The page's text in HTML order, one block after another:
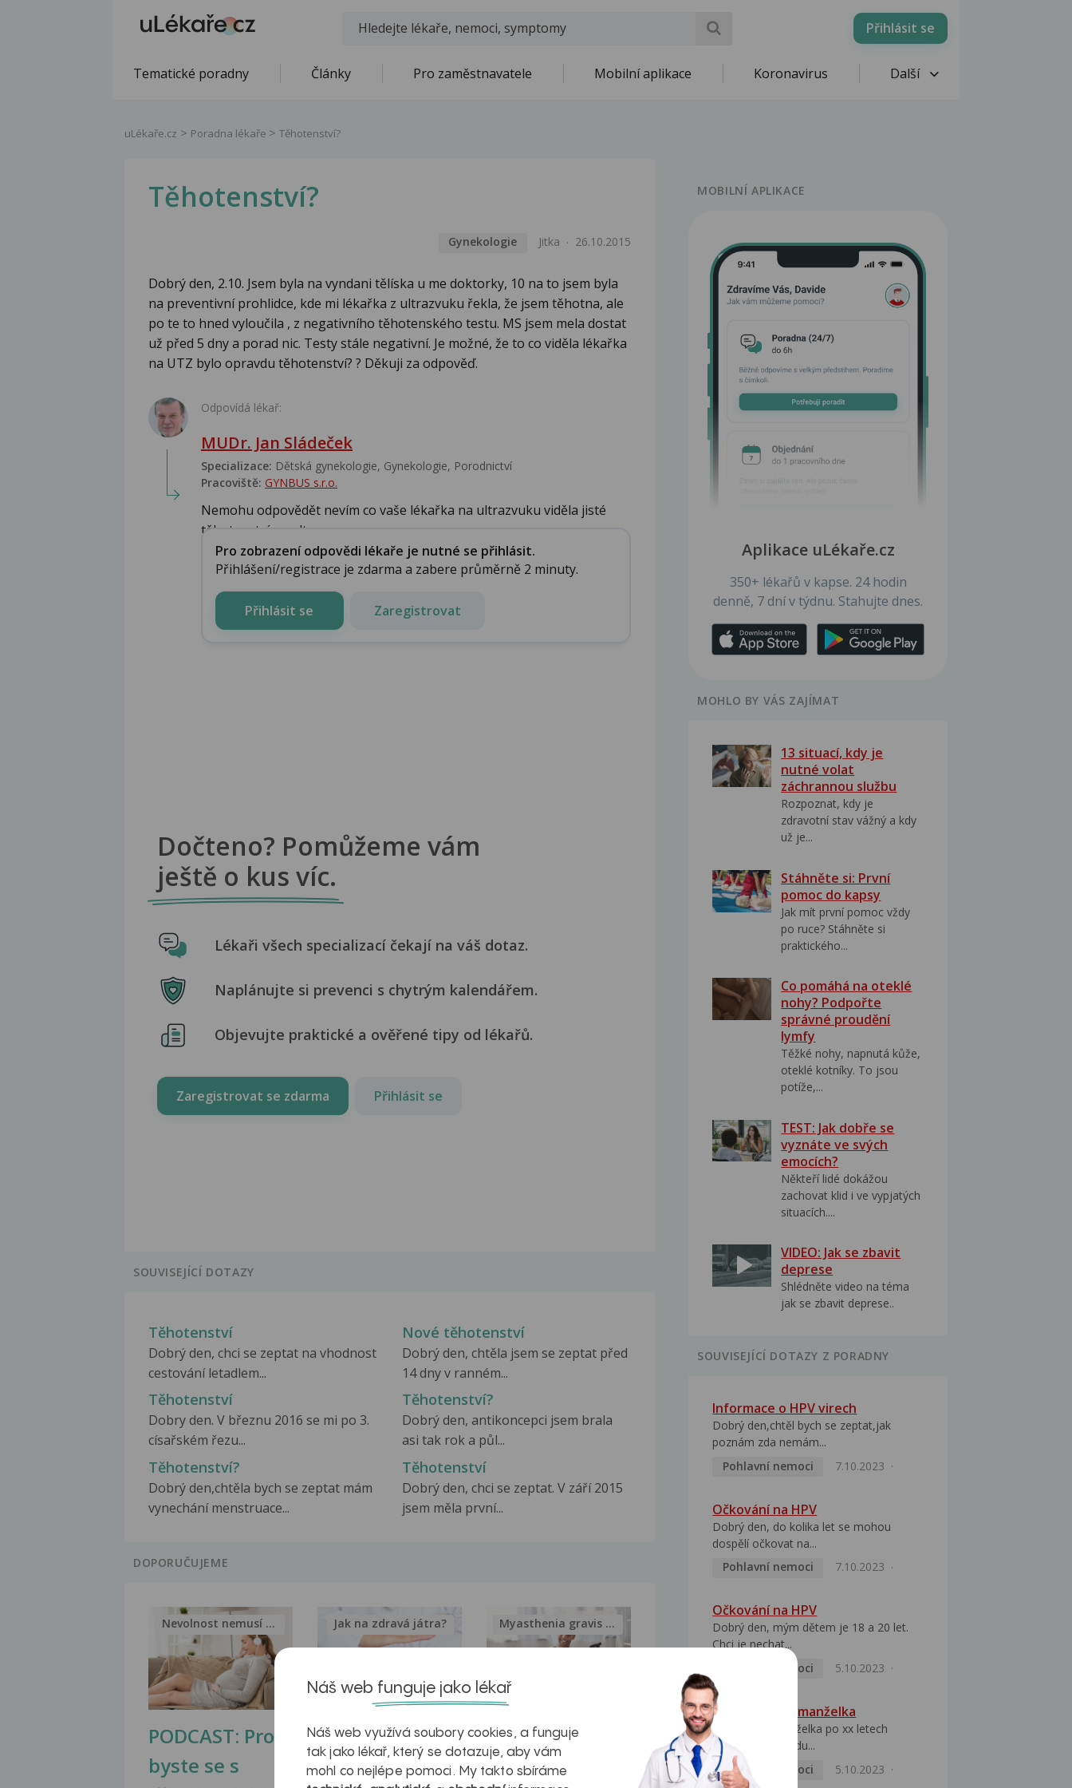
Přihlásit se
Tematické poradny Články Pro zaměstnavatele Mobilní aplikace Koronavirus Další
uLékaře.cz Poradna lékaře Těhotenství?
Těhotenství?
Gynekologie Jitka 26.10.2015
Dobrý den, 2.10. Jsem byla na vyndani tělíska u me doktorky, 10 na to jsem byla
na preventivní prohlidce, kde mi lékařka z ultrazvuku řekla, že jsem těhotna, ale
po te to hned vyloučila , z negativního těhotenského testu. MS jsem mela dostat
už před 5 dny a porad nic. Testy stále negativní. Je možné, že to co viděla lékařka
na UTZ bylo opravdu těhotenství? ? Děkuji za odpověď.
Odpovídá lékař:
MUDr. Jan Sládeček
Specializace: Dětská gynekologie, Gynekologie, Porodnictví
Pracoviště: GYNBUS s.r.o.
Nemohu odpovědět nevím co vaše lékařka na ultrazvuku viděla jisté
těhotenství na ultrazv...
Pro zobrazení odpovědi lékaře je nutné se přihlásit.
Přihlášení/registrace je zdarma a zabere průměrně 2 minuty.
Přihlásit se Zaregistrovat
Dočteno? Pomůžeme vám
ještě o kus víc.
Lékaři všech specializací čekají na váš dotaz.
Naplánujte si prevenci s chytrým kalendářem.
Objevujte praktické a ověřené tipy od lékařů.
Zaregistrovat se zdarma Přihlásit se
SOUVISEJÍCÍ DOTAZY
Těhotenství
Dobrý den, chci se zeptat na vhodnost
cestování letadlem...
Nové těhotenství
Dobrý den, chtěla jsem se zeptat před
14 dny v ranném...
Těhotenství
Dobry den. V březnu 2016 se mi po 3.
císařském řezu...
Těhotenství?
Dobrý den, antikoncepci jsem brala
asi tak rok a půl...
Těhotenství?
Dobrý den,chtěla bych se zeptat mám
vynechání menstruace...
Těhotenství
Dobrý den, chci se zeptat. V září 2015
jsem měla první...
DOPORUČUJEME
PODCAST: Proč
byste se s
Nevolnost nemusí být nutnou...
Ztukovatění
jater v datech a
Jak na zdravá játra?
Inovativní
léčba
Myasthenia gravis – vše, co...
MOBILNÍ APLIKACE
Aplikace uLékaře.cz
350+ lékařů v kapse. 24 hodin
denně, 7 dní v týdnu. Stahujte dnes.
MOHLO BY VÁS ZAJÍMAT
13 situací, kdy je
nutné volat
záchrannou službu
Rozpoznat, kdy je
zdravotní stav vážný a kdy
už je...
Stáhněte si: První
pomoc do kapsy
Jak mít první pomoc vždy
po ruce? Stáhněte si
praktického...
Co pomáhá na oteklé
nohy? Podpořte
správné proudění
lymfy
Těžké nohy, napnutá kůže,
oteklé kotníky. To jsou
potíže,...
TEST: Jak dobře se
vyznáte ve svých
emocích?
Někteří lidé dokážou
zachovat klid i ve vypjatých
situacích....
VIDEO: Jak se zbavit
deprese
Shlédněte video na téma
jak se zbavit deprese..
SOUVISEJÍCÍ DOTAZY Z PORADNY
Informace o HPV virech
Dobrý den,chtěl bych se zeptat,jak
poznám zda nemám...
Pohlavní nemoci
7.10.2023
Očkování na HPV
Dobrý den, do kolika let se mohou
dospělí očkovat na...
Pohlavní nemoci
7.10.2023
Očkování na HPV
Dobrý den, mým dětem je 18 a 20 let.
Chci je nechat...
Pohlavní nemoci
5.10.2023
HPV pozitivní manželka
Dobrý den, manželka po xx letech
přivezla z Východu...
Pohlavní nemoci
5.10.2023
Náš web funguje jako lékař
Náš web využívá soubory cookies, a funguje
tak jako lékař, který se dotazuje, aby vám
mohl co nejlépe pomoci. My takto sbíráme